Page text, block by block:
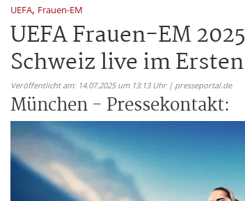
UEFA, Frauen-EM
UEFA Frauen-EM
Schweiz live im
Veröffentlicht am: 14.07.2025 um 13:13 Uhr | presseportal.de
München - Pressekontakt: